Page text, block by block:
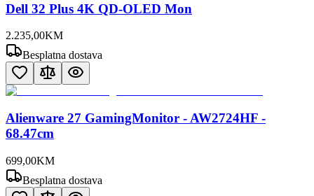
Dell 32 Plus 4K QD-OLED Mon
2.235,00KM
Besplatna dostava
Alienware 27 GamingMonitor - AW2724HF -
68.47cm
699,00KM
Besplatna dostava